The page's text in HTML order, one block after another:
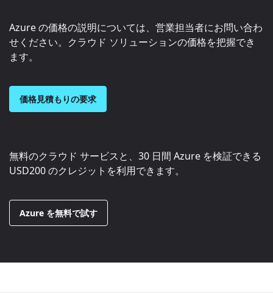
Azure の価格の説明については、営業担当者にお問い合わ
せください。クラウド ソリューションの価格を把握でき
ます。
価格見積もりの要求
無料のクラウド サービスと、30 日間 Azure を検証できる
USD200のクレジットを利用できます。
Azure を無料で試す